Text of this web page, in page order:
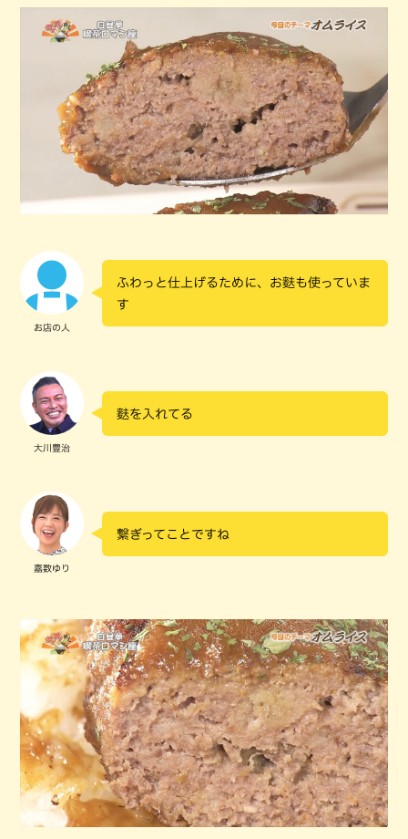
お店の人
ふわっと仕上げるために、お麩も使っていま
す
大川豊治
麩を入れてる
嘉数ゆり
繋ぎってことですね